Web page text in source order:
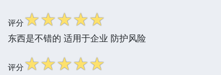
评分☆☆☆☆☆
东西是不错的 适用于企业 防护风险
评分☆☆☆☆☆